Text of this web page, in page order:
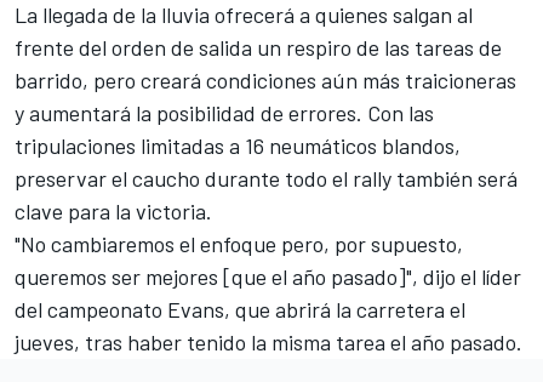
La llegada de la lluvia ofrecerá a quienes salgan al
frente del orden de salida un respiro de las tareas de
barrido, pero creará condiciones aún más traicioneras
y aumentará la posibilidad de errores. Con las
tripulaciones limitadas a 16 neumáticos blandos,
preservar el caucho durante todo el rally también será
clave para la victoria.
"No cambiaremos el enfoque pero, por supuesto,
queremos ser mejores [que el año pasado]", dijo el líder
del campeonato Evans, que abrirá la carretera el
jueves, tras haber tenido la misma tarea el año pasado.